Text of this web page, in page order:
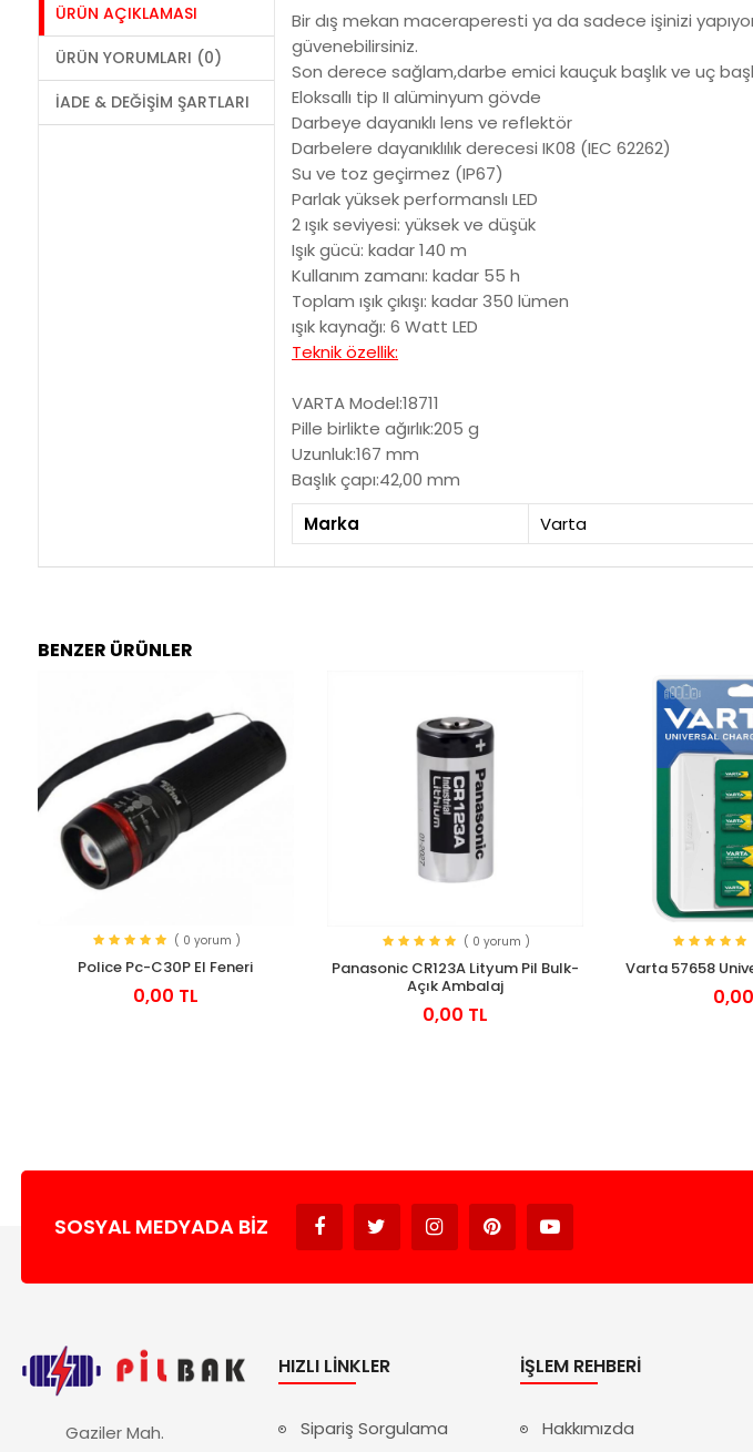
ÜRÜN AÇIKLAMASI
ÜRÜN YORUMLARI (0)
İADE & DEĞIŞIM ŞARTLARI
Bir dış mekan maceraperesti ya da sadece işinizi
güvenebilirsiniz.
Son derece sağlam,darbe emici kauçuk başlık ve uç
Eloksallı tip II alüminyum gövde
Darbeye dayanıklı lens ve reflektör
Darbelere dayanıklılık derecesi IK08 (IEC 62262)
Su ve toz geçirmez (IP67)
Parlak yüksek performanslı LED
2 ışık seviyesi: yüksek ve düşük
Işık gücü: kadar 140 m
Kullanım zamanı: kadar 55 h
Toplam ışık çıkışı: kadar 350 lümen
ışık kaynağı: 6 Watt LED
Teknik özellik:
VARTA Model:18711
Pille birlikte ağırlık:205 g
Uzunluk:167 mm
Başlık çapı:42,00 mm
Marka
Varta
BENZER ÜRÜNLER
( 0 yorum )
Police Pc-C30P El Feneri
0,00 TL
( 0 yorum )
Panasonic CR123A Lityum Pil Bulk-
Açık Ambalaj
0,00 TL
Varta 57658
SOSYAL MEDYADA BIZ
Gaziler Mah.
HIZLI LINKLER
Sipariş Sorgulama
İŞLEM REHBERI
Hakkımızda